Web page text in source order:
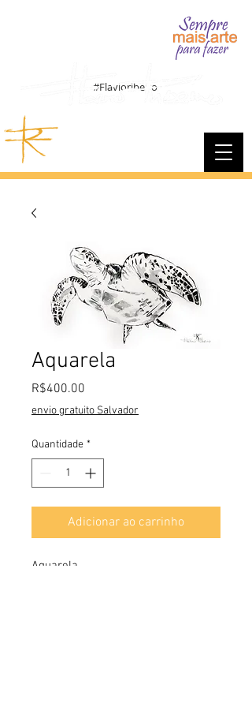
#Flavioribeiro
Aquarela
R$400.00
envio gratuito Salvador
Quantidade *
Adicionar ao carrinho
Aquarela